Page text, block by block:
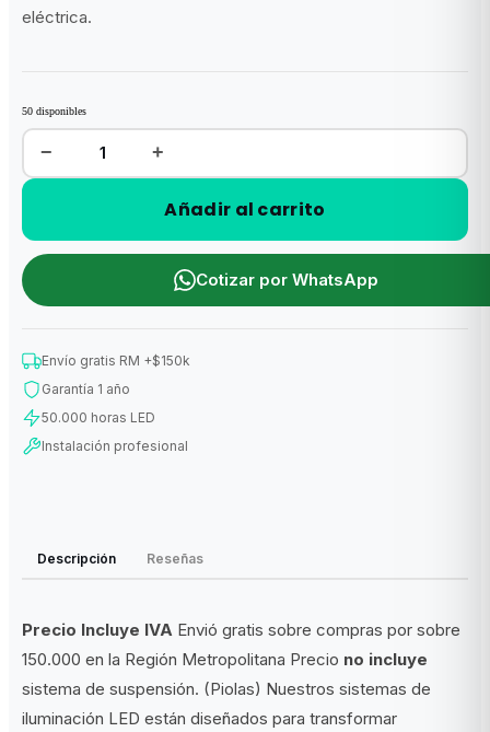
eléctrica.
50 disponibles
Sistema
Hexa
Kit
13
m
x
2,40
m
(371W)
cantidad
− +
Añadir al carrito
Cotizar por WhatsApp
Envío gratis RM +$150k
Garantía 1 año
50.000 horas LED
Instalación profesional
Descripción Reseñas
Precio Incluye IVA Envió gratis sobre compras por sobre
150.000 en la Región Metropolitana Precio no incluye
sistema de suspensión. (Piolas) Nuestros sistemas de
iluminación LED están diseñados para transformar